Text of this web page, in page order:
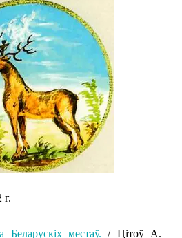
г.
Беларускіх местаў. / Цітоў А.